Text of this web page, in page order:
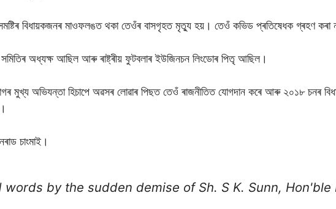
বিধায়কজনৰ মাওফলঙত থকা তেওঁৰ বাসগৃহত মৃত্যু হয়। তেওঁ কভিড প্ৰতিষেধক গ্ৰহণ কৰা
সমিতিৰ অধ্যক্ষ আছিল আৰু ৰাষ্ট্ৰীয় ফুটবলাৰ ইউজিনচন লিংডোৰ পিতৃ আছিল।
মুখ্য অভিযন্তা হিচাপে অৱসৰ লোৱাৰ পিছত তেওঁ ৰাজনীতিত যোগদান কৰে আৰু ২০১৮ চনৰ
চাংমাই।
by the sudden demise of Sh. S K. Sunn, Hon'ble